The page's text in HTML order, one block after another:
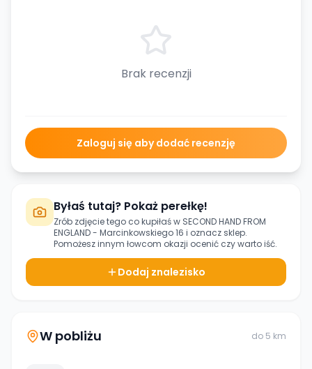
Brak recenzji
Zaloguj się aby dodać recenzję
Byłaś tutaj? Pokaż perełkę!
Zrób zdjęcie tego co kupiłaś w SECOND HAND FROM
ENGLAND - Marcinkowskiego 16 i oznacz sklep.
Pomożesz innym łowcom okazji ocenić czy warto iść.
Dodaj znalezisko
W pobliżu do 5 km